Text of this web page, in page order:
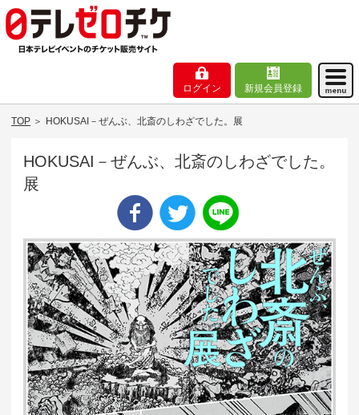
ログイン 新規会員登録
TOP ＞ HOKUSAI－ぜんぶ、北斎のしわざでした。展
HOKUSAI－ぜんぶ、北斎のしわざでした。
展